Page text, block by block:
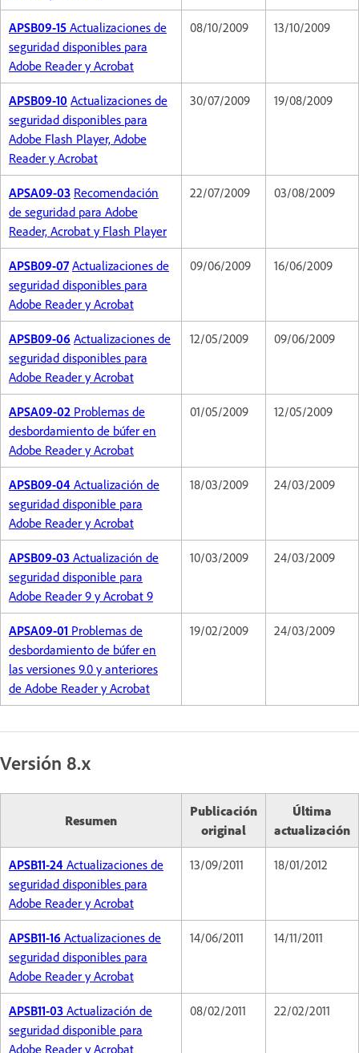
APSB09-15 Actualizaciones de
seguridad disponibles para
Adobe Reader y Acrobat
08/10/2009 13/10/2009
APSB09-10 Actualizaciones de
seguridad disponibles para
Adobe Flash Player, Adobe
Reader y Acrobat
30/07/2009 19/08/2009
APSA09-03 Recomendación
de seguridad para Adobe
Reader, Acrobat y Flash Player
22/07/2009 03/08/2009
APSB09-07 Actualizaciones de
seguridad disponibles para
Adobe Reader y Acrobat
09/06/2009 16/06/2009
APSB09-06 Actualizaciones de
seguridad disponibles para
Adobe Reader y Acrobat
12/05/2009 09/06/2009
APSA09-02 Problemas de
desbordamiento de búfer en
Adobe Reader y Acrobat
01/05/2009 12/05/2009
APSB09-04 Actualización de
seguridad disponible para
Adobe Reader y Acrobat
18/03/2009 24/03/2009
APSB09-03 Actualización de
seguridad disponible para
Adobe Reader 9 y Acrobat 9
10/03/2009 24/03/2009
APSA09-01 Problemas de
desbordamiento de búfer en
las versiones 9.0 y anteriores
de Adobe Reader y Acrobat
19/02/2009 24/03/2009
Versión 8.x
Resumen
Publicación
original
Última
actualización
APSB11-24 Actualizaciones de
seguridad disponibles para
Adobe Reader y Acrobat
13/09/2011 18/01/2012
APSB11-16 Actualizaciones de
seguridad disponibles para
Adobe Reader y Acrobat
14/06/2011 14/11/2011
APSB11-03 Actualización de
seguridad disponible para
Adobe Reader y Acrobat
08/02/2011 22/02/2011